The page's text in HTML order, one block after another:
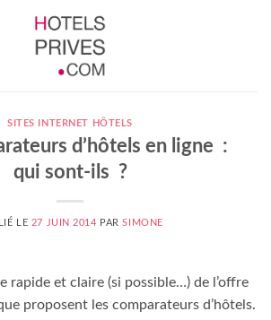
SITES INTERNET HÔTELS
d’hôtels en ligne :
qui sont-ils ?
LE 27 JUIN 2014 PARSIMONE
rapide et claire (si possible…) de l’offre
proposent les comparateurs d’hôtels.